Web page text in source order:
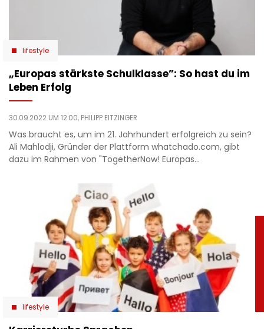
lifestyle
„Europas stärkste Schulklasse”: So hast du im
Leben Erfolg
30.09.2022 UM 12:00, PHILIPP EITZINGER
Was braucht es, um im 21. Jahrhundert erfolgreich zu sein?
Ali Mahlodji, Gründer der Plattform whatchado.com, gibt
dazu im Rahmen von "TogetherNow! Europas…
lifestyle